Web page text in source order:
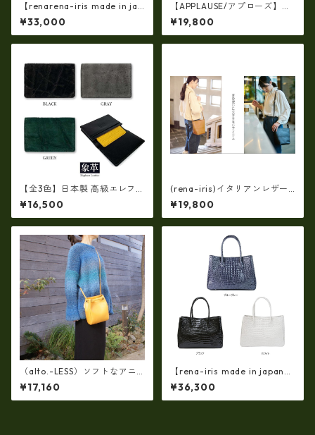
【renarena-iris made in jap
an】【日本製】牛革製品・エ
ナメルクロコ型押しレザー・
マザートートバッグ ir-66
¥33,000
【APPLAUSE/アプローズ】レ
ザー コンビ リーフショルダ
ー（日本製）ap-5010
¥19,800
【全3色】日本製 高級エレファ
ントレザー × 姫路レザー 名刺
入れ カードケース 本革 リアル
レザー(5172ur)
¥16,500
(rena-iris)イタリアンレザー
（シュリンク革）・斜め掛け
ショルダー（日本製）ri-722
¥19,800
（alto.-LESS）ソフトなアニ
リンレザー製(牛革)2WAY・巾
着ミニショルダートート AM
SB-1211
¥17,160
【rena-iris made in japan】
【日本製】牛革エナメルクロ
コ 軽量ラージサイズ・トート
バッグ ir-674
¥36,300